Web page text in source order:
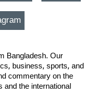
Bangladesh. Our
business, sports, and
commentary on the
and the international